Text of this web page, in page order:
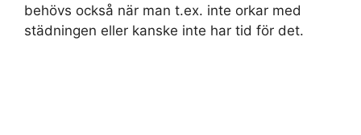
behövs också när man t.ex. inte orkar med
städningen eller kanske inte har tid för det.